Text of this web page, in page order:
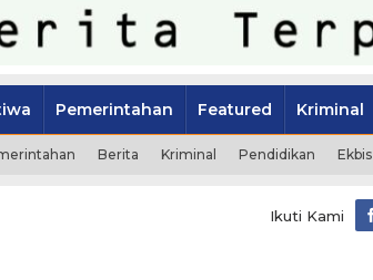
Pemerintahan Featured Kriminal
Berita Kriminal Pendidikan Ekbis
Ikuti Kami